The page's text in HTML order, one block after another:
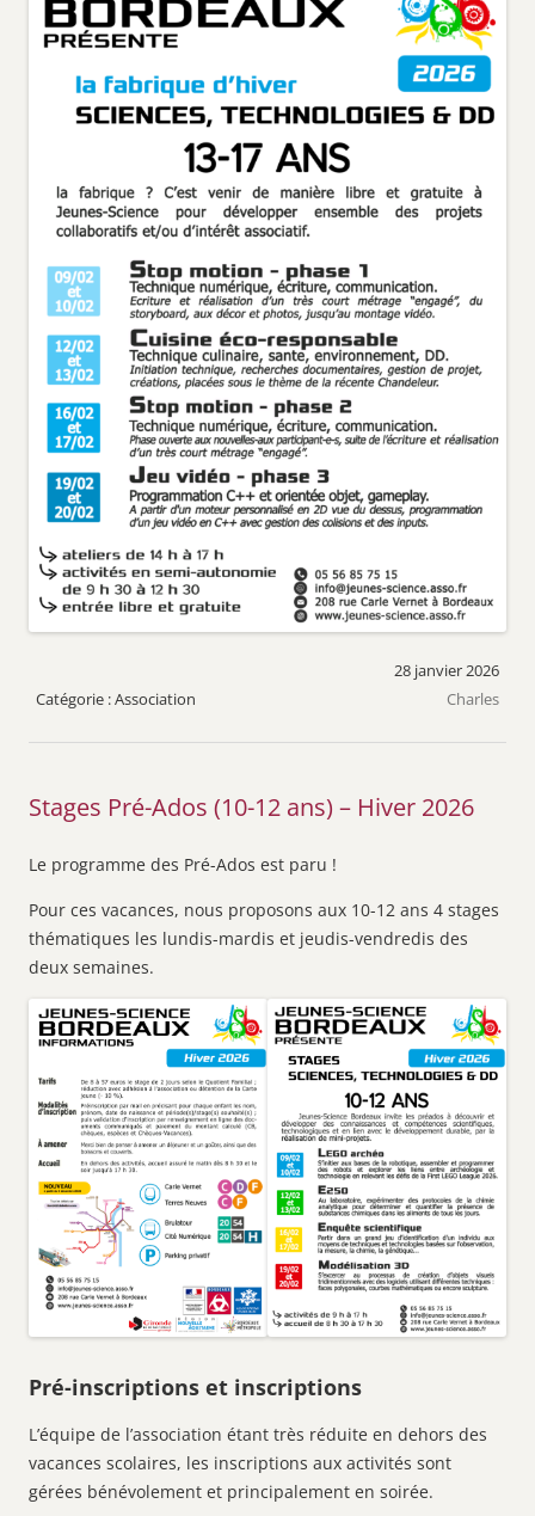
Association
28 janvier 2026
Charles
Stages Pré-Ados (10-12 ans) – Hiver 2026
Le programme des Pré-Ados est paru !
Pour ces vacances, nous proposons aux 10-12 ans 4 stages
thématiques les lundis-mardis et jeudis-vendredis des
deux semaines.
Pré-inscriptions et inscriptions
L’équipe de l’association étant très réduite en dehors des
vacances scolaires, les inscriptions aux activités sont
gérées bénévolement et principalement en soirée.